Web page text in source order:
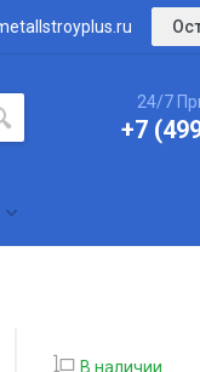
24/7
+7
В наличии